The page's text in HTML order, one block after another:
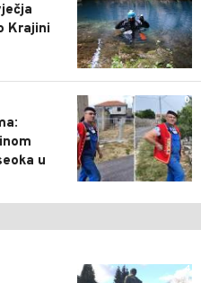
Krajini
0
u
4